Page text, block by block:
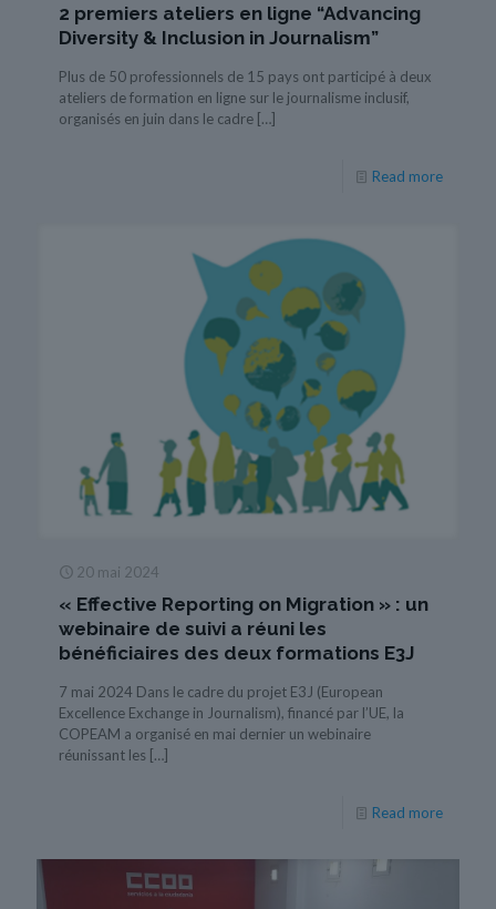
2 premiers ateliers en ligne “Advancing
Diversity & Inclusion in Journalism”
Plus de 50 professionnels de 15 pays ont participé à deux
ateliers de formation en ligne sur le journalisme inclusif,
organisés en juin dans le cadre […]
Read more
20 mai 2024
« Effective Reporting on Migration » : un
webinaire de suivi a réuni les
bénéficiaires des deux formations E3J
7 mai 2024 Dans le cadre du projet E3J (European
Excellence Exchange in Journalism), financé par l’UE, la
COPEAM a organisé en mai dernier un webinaire
réunissant les […]
Read more